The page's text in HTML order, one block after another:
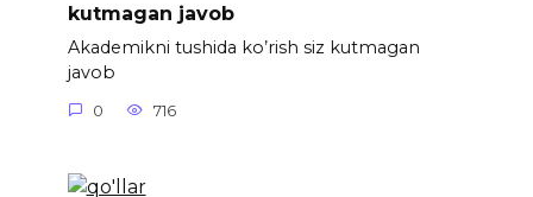
kutmagan javob
Akademikni tushida ko’rish siz kutmagan
javob
0 716